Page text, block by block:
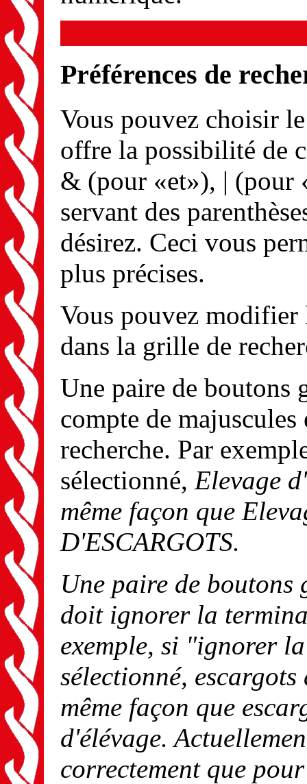
Préférences de
Vous pouvez choisir
offre la possibilité de
& (pour «et»), | (pour
servant des
désirez. Ceci vous
plus précises.
Vous pouvez modifier
dans la grille de
Une paire de boutons
compte de
recherche. Par
sélectionné, Elevage
même façon que
D'ESCARGOTS.
Une paire de boutons
doit ignorer la
exemple, si "ignorer
sélectionné, escargots
même façon que
d'élévage.
correctement que